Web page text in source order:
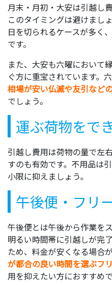
月末・月初・大安は引越し
このタイミングは避けまし
日を切られるケースが多く
です。
また、大安も六曜において
ぐ方に重宝されています。
相場が安い仏滅や友引など
でしょう。
運ぶ荷物をで
引越し費用は荷物の量で左
すのも有効です。不用品は
小限に抑えましょう。
午後便・フリ
午後便とは午後から作業を
明るい時間帯に引越しが完
ため、料金が安くなる場合
が都合の良い時間を選ぶフ
用を抑えたい方におすすめで